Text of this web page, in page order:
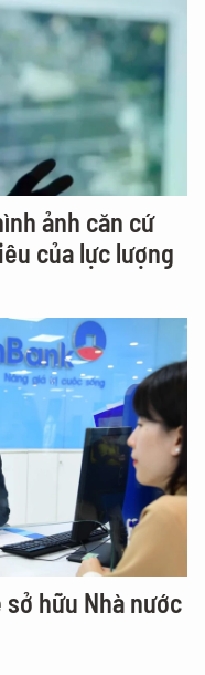
ảnh căn cứ
của lực lượng
hữu Nhà nước